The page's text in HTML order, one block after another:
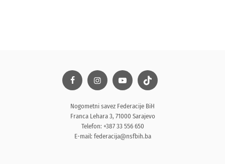
Nogometni savez Federacije BiH
Franca Lehara 3, 71000 Sarajevo
Telefon: +387 33 556 650
E-mail: federacija@nsfbih.ba